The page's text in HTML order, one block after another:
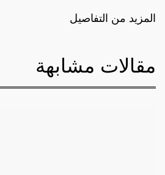
المزيد من التفاصيل
مقالات مشابهة